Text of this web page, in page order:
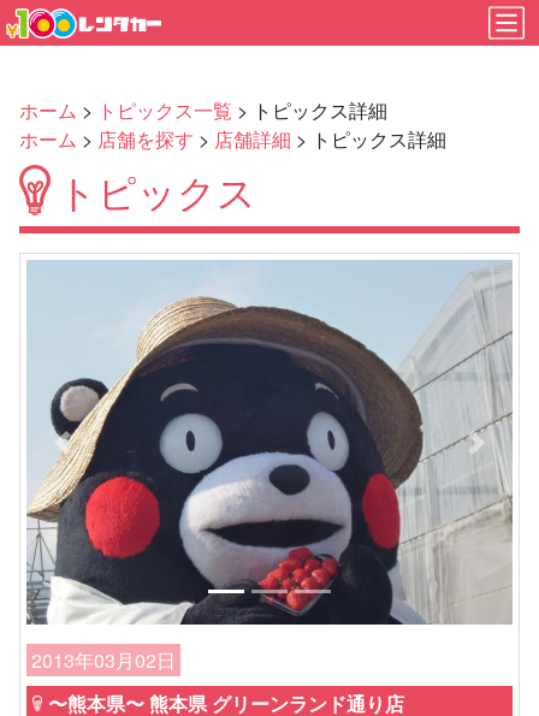
ホーム > トピックス一覧 > トピックス詳細
ホーム > 店舗を探す > 店舗詳細 > トピックス詳細
トピックス
Previous Next
2013年03月02日
〜熊本県〜 熊本県 グリーンランド通り店